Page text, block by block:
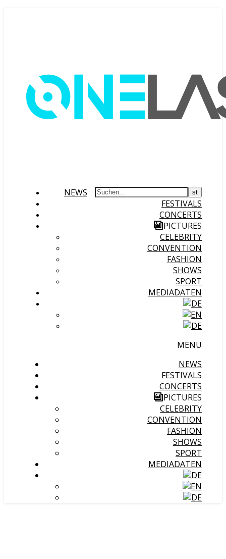
NEWS
FESTIVALS
CONCERTS
PICTURES
CELEBRITY
CONVENTION
FASHION
SHOWS
SPORT
MEDIADATEN
MENU
NEWS
FESTIVALS
CONCERTS
PICTURES
CELEBRITY
CONVENTION
FASHION
SHOWS
SPORT
MEDIADATEN